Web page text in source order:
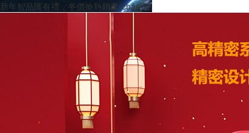
新年智品匯有禮，半價搶熱銷產(chǎn)品